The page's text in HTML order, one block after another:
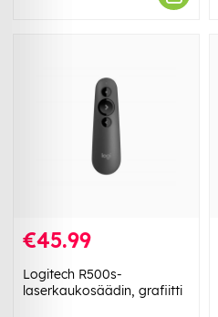
€45.99
Logitech R500s-
laserkaukosäädin, grafiitti